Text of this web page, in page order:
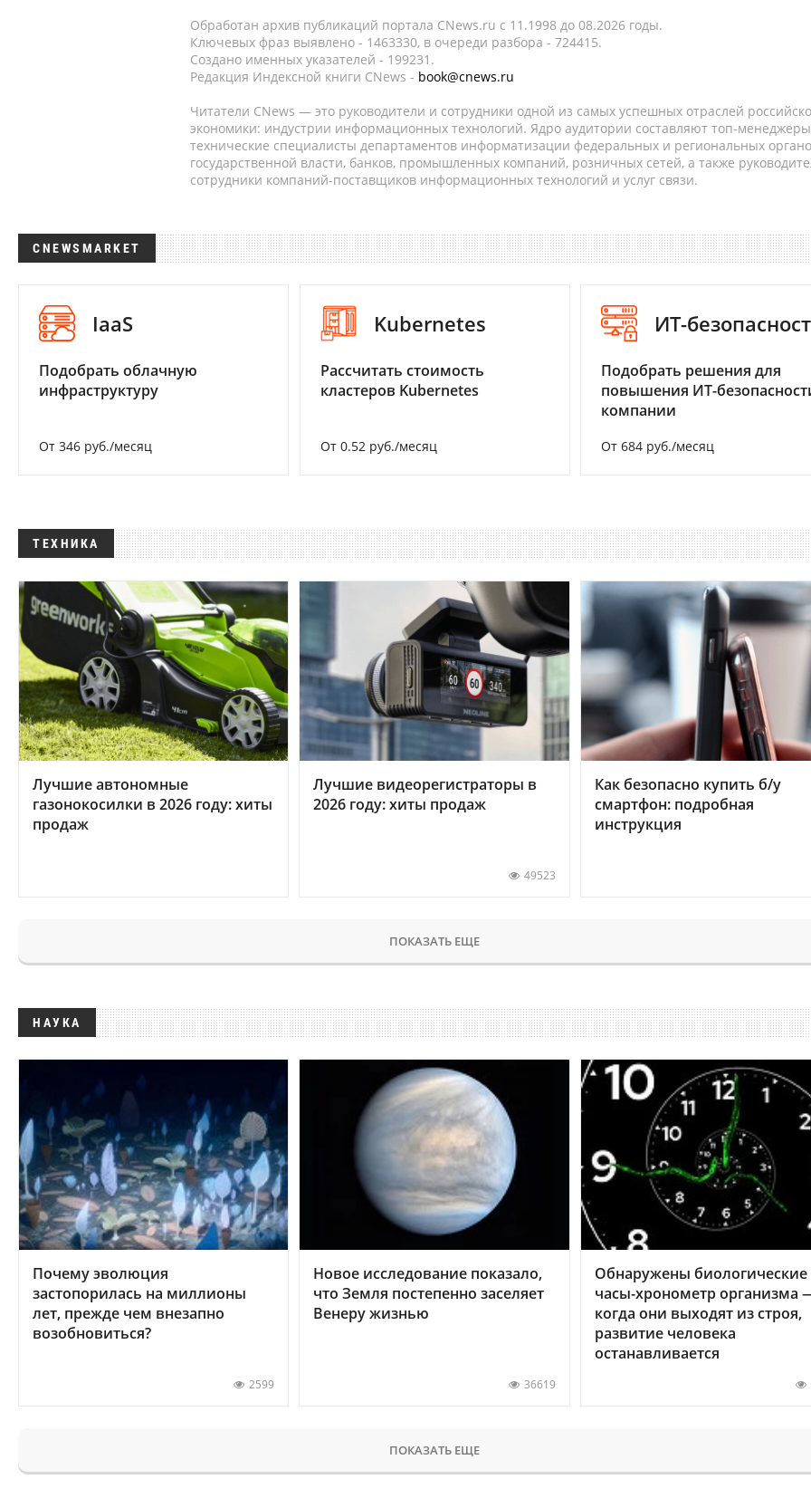
Обработан архив публикаций портала CNews.ru c 11.1998 до 08.2026 годы.
Ключевых фраз выявлено - 1463330, в очереди разбора - 724415.
Создано именных указателей - 199231.
Редакция Индексной книги CNews - book@cnews.ru
Читатели CNews — это руководители и сотрудники одной из самых успешных отраслей
экономики: индустрии информационных технологий. Ядро аудитории составляют топ-
технические специалисты департаментов информатизации федеральных и региональных
государственной власти, банков, промышленных компаний, розничных сетей, а также
сотрудники компаний-поставщиков информационных технологий и услуг связи.
CNEWSMARKET
IaaS
Подобрать облачную
инфраструктуру
От 346 руб./месяц
Kubernetes
Рассчитать стоимость
кластеров Kubernetes
От 0.52 руб./месяц
ИТ-
Подобрать решения для
повышения ИТ-
компании
От 684 руб./месяц
ТЕХНИКА
Лучшие автономные
газонокосилки в 2026 году: хиты
продаж
Лучшие видеорегистраторы в
2026 году: хиты продаж
49523
Как безопасно купить б/у
смартфон: подробная
инструкция
ПОКАЗАТЬ ЕЩЕ
НАУКА
Почему эволюция
застопорилась на миллионы
лет, прежде чем внезапно
возобновиться?
2599
Новое исследование показало,
что Земля постепенно заселяет
Венеру жизнью
36619
Обнаружены биологические
часы-хронометр организма
когда они выходят из строя,
развитие человека
останавливается
ПОКАЗАТЬ ЕЩЕ